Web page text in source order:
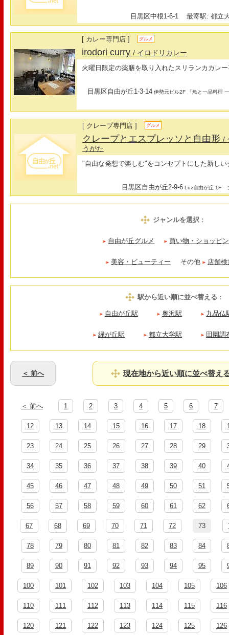
目黒区中根1-6-1 最寄駅: 都立
[ カレー専門店 ] グルメ
irodori curry/ イロドリカレー
火曜日限定の薬膳を取り入れたスリランカカレ
目黒区自由が丘1-3-14 伊勢元ビル2F 「魚と一品料理
[ クレープ専門店 ] グルメ
クレープとエスプレッソと自由形/
うがた
"自由な発想で楽しむ"をコンセプトにした新し
目黒区自由が丘2-9-6 Luz自由が丘 1F
ジャンルを選択：
自由が丘グルメ 買い物・ショッピ
美容・ビューティー その他 店舗
駅から近い順に並べ替える ：
自由が丘駅 奥沢駅 九品仏
緑が丘駅 都立大学駅 田園調
＜ 前へ 現在地から近い順に並べ替え
＜ 前へ 1 2 3 4 5 6 7
12 13 14 15 16 17 18
23 24 25 26 27 28 29
34 35 36 37 38 39 40
45 46 47 48 49 50 51
56 57 58 59 60 61 62
67 68 69 70 71 72 73
78 79 80 81 82 83 84
89 90 91 92 93 94 95
100 101 102 103 104 105 106
110 111 112 113 114 115 116
120 121 122 123 124 125 126